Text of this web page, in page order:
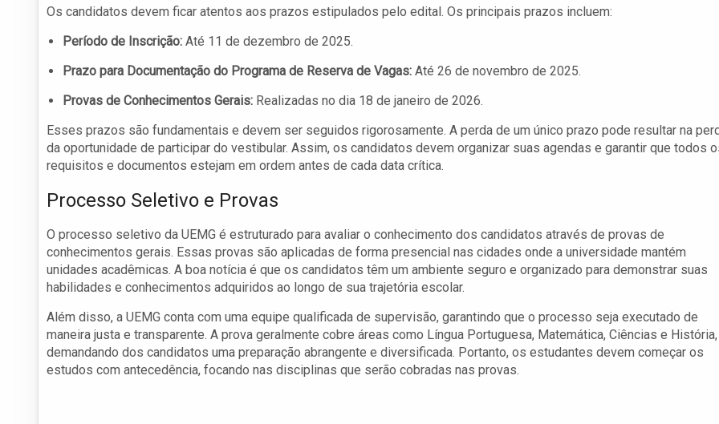
Os candidatos devem ficar atentos aos prazos estipulados pelo edital. Os principais prazos incluem:
Período de Inscrição: Até 11 de dezembro de 2025.
Prazo para Documentação do Programa de Reserva de Vagas: Até 26 de novembro de 2025.
Provas de Conhecimentos Gerais: Realizadas no dia 18 de janeiro de 2026.
Esses prazos são fundamentais e devem ser seguidos rigorosamente. A perda de um único prazo pode resultar na
da oportunidade de participar do vestibular. Assim, os candidatos devem organizar suas agendas e garantir que todos
requisitos e documentos estejam em ordem antes de cada data crítica.
Processo Seletivo e Provas
O processo seletivo da UEMG é estruturado para avaliar o conhecimento dos candidatos através de provas de
conhecimentos gerais. Essas provas são aplicadas de forma presencial nas cidades onde a universidade mantém
unidades acadêmicas. A boa notícia é que os candidatos têm um ambiente seguro e organizado para demonstrar suas
habilidades e conhecimentos adquiridos ao longo de sua trajetória escolar.
Além disso, a UEMG conta com uma equipe qualificada de supervisão, garantindo que o processo seja executado de
maneira justa e transparente. A prova geralmente cobre áreas como Língua Portuguesa, Matemática, Ciências e História,
demandando dos candidatos uma preparação abrangente e diversificada. Portanto, os estudantes devem começar os
estudos com antecedência, focando nas disciplinas que serão cobradas nas provas.